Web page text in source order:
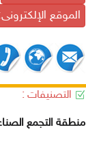
الموقع
التصنيفات :
منطقة التجمع